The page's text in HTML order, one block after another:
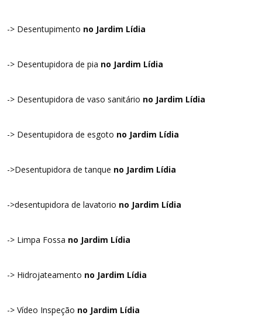
-> Desentupimento no Jardim Lídia
-> Desentupidora de pia no Jardim Lídia
-> Desentupidora de vaso sanitário no Jardim Lídia
-> Desentupidora de esgoto no Jardim Lídia
->Desentupidora de tanque no Jardim Lídia
->desentupidora de lavatorio no Jardim Lídia
-> Limpa Fossa no Jardim Lídia
-> Hidrojateamento no Jardim Lídia
-> Vídeo Inspeção no Jardim Lídia